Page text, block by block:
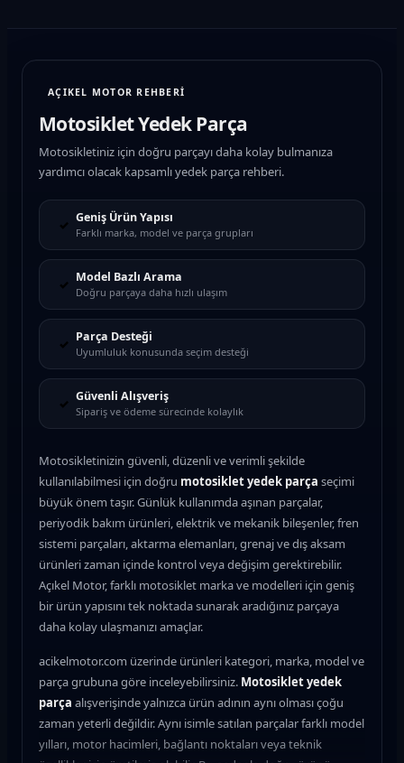
AÇIKEL MOTOR REHBERİ
Motosiklet Yedek Parça
Motosikletiniz için doğru parçayı daha kolay bulmanıza
yardımcı olacak kapsamlı yedek parça rehberi.
✓ Geniş Ürün Yapısı
Farklı marka, model ve parça grupları
✓ Model Bazlı Arama
Doğru parçaya daha hızlı ulaşım
✓ Parça Desteği
Uyumluluk konusunda seçim desteği
✓ Güvenli Alışveriş
Sipariş ve ödeme sürecinde kolaylık
Motosikletinizin güvenli, düzenli ve verimli şekilde
kullanılabilmesi için doğru motosiklet yedek parça seçimi
büyük önem taşır. Günlük kullanımda aşınan parçalar,
periyodik bakım ürünleri, elektrik ve mekanik bileşenler, fren
sistemi parçaları, aktarma elemanları, grenaj ve dış aksam
ürünleri zaman içinde kontrol veya değişim gerektirebilir.
Açıkel Motor, farklı motosiklet marka ve modelleri için geniş
bir ürün yapısını tek noktada sunarak aradığınız parçaya
daha kolay ulaşmanızı amaçlar.
acikelmotor.com üzerinde ürünleri kategori, marka, model ve
parça grubuna göre inceleyebilirsiniz. Motosiklet yedek
parça alışverişinde yalnızca ürün adının aynı olması çoğu
zaman yeterli değildir. Aynı isimle satılan parçalar farklı model
yılları, motor hacimleri, bağlantı noktaları veya teknik